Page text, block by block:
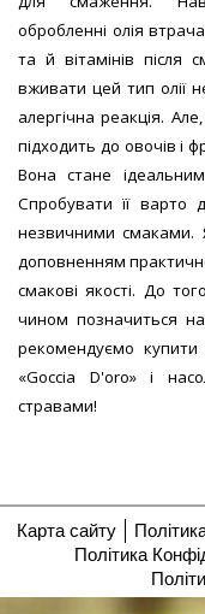
обробленні олія
та й вітамінів
вживати цей тип олії
алергічна реакція.
підходить до овочів і
Вона стане
Спробувати її варто
незвичними смаками.
доповненням практично
смакові якості. До
чином позначиться
рекомендуємо купити
«Goccia D'oro» і
стравами!
Карта сайту
Політика